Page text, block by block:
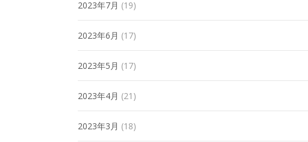
2023年7月 (19)
2023年6月 (17)
2023年5月 (17)
2023年4月 (21)
2023年3月 (18)